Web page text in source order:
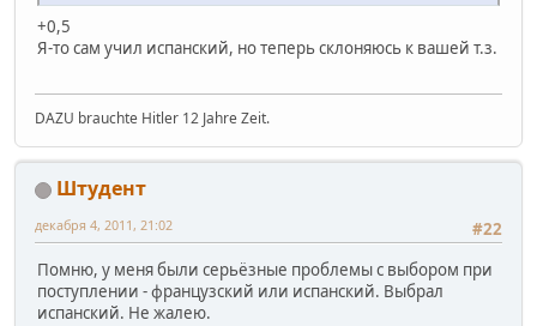
+0,5
Я-то сам учил испанский, но теперь склоняюсь к вашей т.з.
DAZU brauchte Hitler 12 Jahre Zeit.
Штудент
#22
декабря 4, 2011, 21:02
Помню, у меня были серьёзные проблемы с выбором при
поступлении - французский или испанский. Выбрал
испанский. Не жалею.